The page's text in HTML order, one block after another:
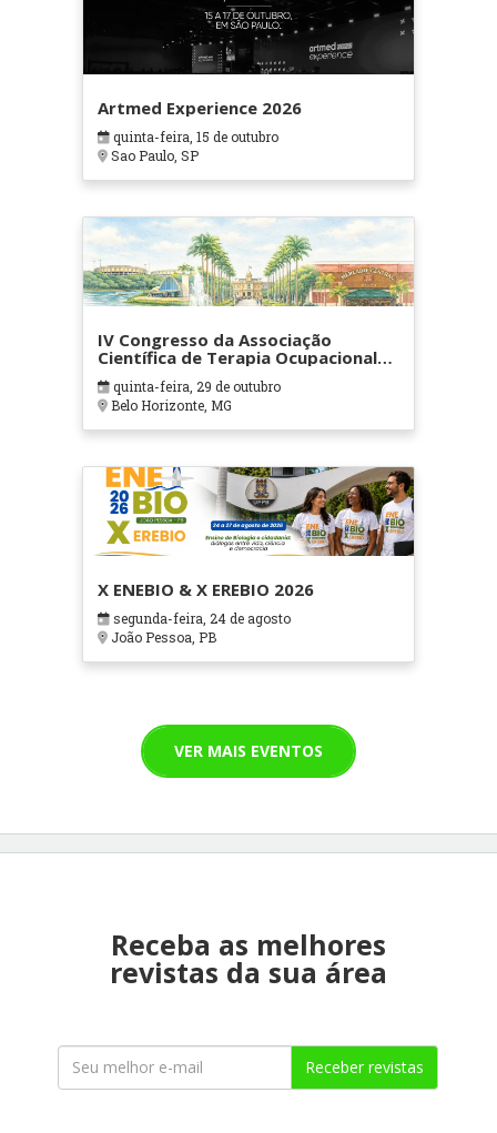
Artmed Experience 2026
quinta-feira, 15 de outubro
Sao Paulo, SP
IV Congresso da Associação
Científica de Terapia Ocupacional
em Contextos Hospitalares e
Cuidados Paliativos - ATOHOSP
quinta-feira, 29 de outubro
Belo Horizonte, MG
X ENEBIO & X EREBIO 2026
segunda-feira, 24 de agosto
João Pessoa, PB
VER MAIS EVENTOS
Receba as melhores
revistas da sua área
Receber revistas